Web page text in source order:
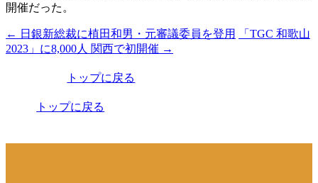
開催だった。
投
稿
← 日銀新総裁に植田和男・元審議委員を登用
「TGC 和歌山
2023」に8,000人 関西で初開催 →
トップに戻る
トップに戻る